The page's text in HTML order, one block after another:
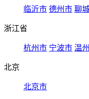
临沂市 德州市 聊
浙江省
杭州市 宁波市 温
北京
北京市